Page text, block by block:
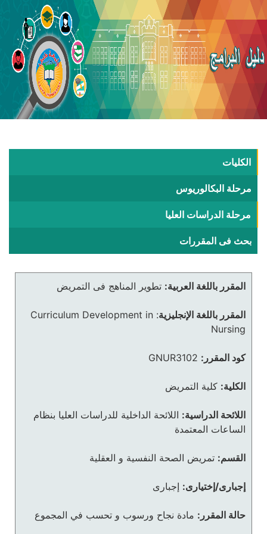
الكليات
مرحلة البكالوريوس
مرحلة الدراسات العليا
بحث فى المقررات
المقرر باللغة العربية: تطوير المناهج فى التمريض
المقرر باللغة الإنجليزية:
Curriculum Development in
Nursing
كود المقرر: GNUR3102
الكلية: كلية التمريض
اللائحة الدراسية: اللائحة الداخلية للدراسات العليا بنظام
الساعات المعتمدة
القسم: تمريض الصحة النفسية و العقلية
إجبارى/إختيارى: إجبارى
حالة المقرر: مادة نجاح ورسوب و تحسب في المجموع